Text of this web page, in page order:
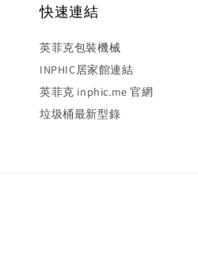
快速連結
英菲克包裝機械
INPHIC居家館連結
英菲克 inphic.me 官網
垃圾桶最新型錄